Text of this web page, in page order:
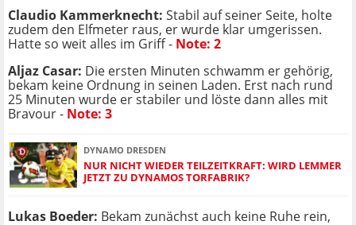
Claudio Kammerknecht: Stabil auf seiner Seite, holte
zudem den Elfmeter raus, er wurde klar umgerissen.
Hatte so weit alles im Griff - Note: 2
Aljaz Casar: Die ersten Minuten schwamm er gehörig,
bekam keine Ordnung in seinen Laden. Erst nach rund
25 Minuten wurde er stabiler und löste dann alles mit
Bravour - Note: 3
DYNAMO DRESDEN
NUR NICHT WIEDER TEILZEITKRAFT: WIRD LEMMER
JETZT ZU DYNAMOS TORFABRIK?
Lukas Boeder: Bekam zunächst auch keine Ruhe rein,